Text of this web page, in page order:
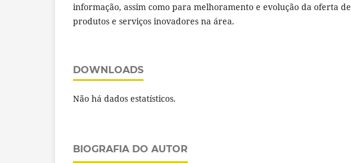
informação, assim como para melhoramento e evolução da oferta de
produtos e serviços inovadores na área.
DOWNLOADS
Não há dados estatísticos.
BIOGRAFIA DO AUTOR